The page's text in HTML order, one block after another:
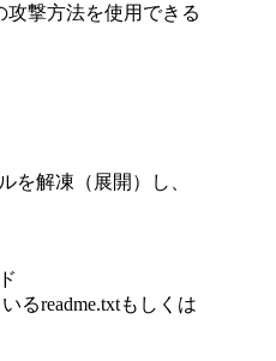
撃方法を使用できる
を解凍（展開）し、
るreadme.txtもしくは